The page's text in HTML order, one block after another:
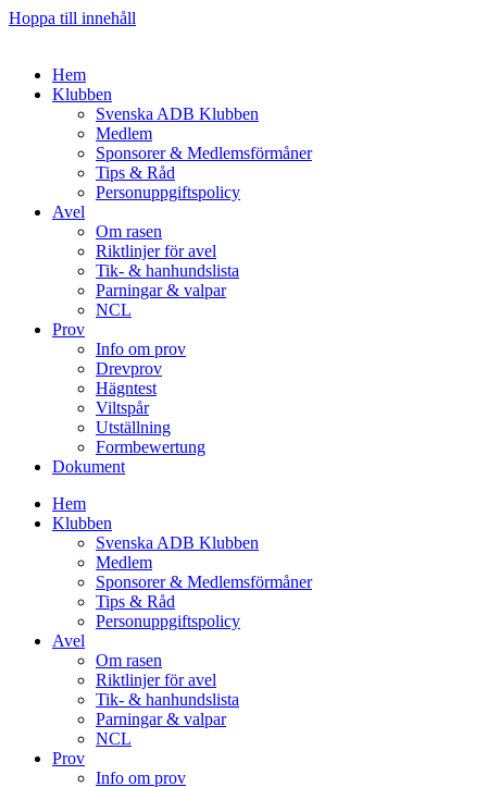
Hoppa till innehåll
Hem
Klubben
Svenska ADB Klubben
Medlem
Sponsorer & Medlemsförmåner
Tips & Råd
Personuppgiftspolicy
Avel
Om rasen
Riktlinjer för avel
Tik- & hanhundslista
Parningar & valpar
NCL
Prov
Info om prov
Drevprov
Hägntest
Viltspår
Utställning
Formbewertung
Dokument
Hem
Klubben
Svenska ADB Klubben
Medlem
Sponsorer & Medlemsförmåner
Tips & Råd
Personuppgiftspolicy
Avel
Om rasen
Riktlinjer för avel
Tik- & hanhundslista
Parningar & valpar
NCL
Prov
Info om prov